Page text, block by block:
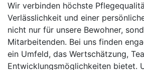
Wir verbinden höchste
Verlässlichkeit und einer
nicht nur für unsere Bewohner,
Mitarbeitenden. Bei uns finden
ein Umfeld, das Wertschätzung,
Entwicklungsmöglichkeiten bietet.